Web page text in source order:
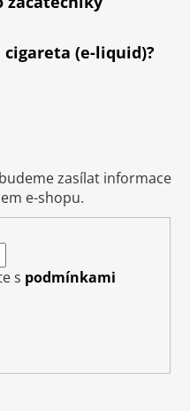
(e-liquid)?
zasílat informace
e-shopu.
s podmínkami